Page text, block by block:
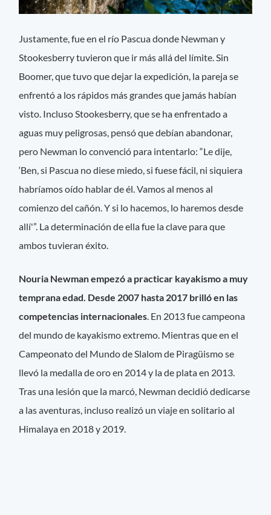
Justamente, fue en el río Pascua donde Newman y
Stookesberry tuvieron que ir más allá del límite. Sin
Boomer, que tuvo que dejar la expedición, la pareja se
enfrentó a los rápidos más grandes que jamás habían
visto. Incluso Stookesberry, que se ha enfrentado a
aguas muy peligrosas, pensó que debían abandonar,
pero Newman lo convenció para intentarlo: “Le dije,
‘Ben, si Pascua no diese miedo, si fuese fácil, ni siquiera
habríamos oído hablar de él. Vamos al menos al
comienzo del cañón. Y si lo hacemos, lo haremos desde
allí'”. La determinación de ella fue la clave para que
ambos tuvieran éxito.
Nouria Newman empezó a practicar kayakismo a muy
temprana edad. Desde 2007 hasta 2017 brilló en las
competencias internacionales. En 2013 fue campeona
del mundo de kayakismo extremo. Mientras que en el
Campeonato del Mundo de Slalom de Piragüismo se
llevó la medalla de oro en 2014 y la de plata en 2013.
Tras una lesión que la marcó, Newman decidió dedicarse
a las aventuras, incluso realizó un viaje en solitario al
Himalaya en 2018 y 2019.